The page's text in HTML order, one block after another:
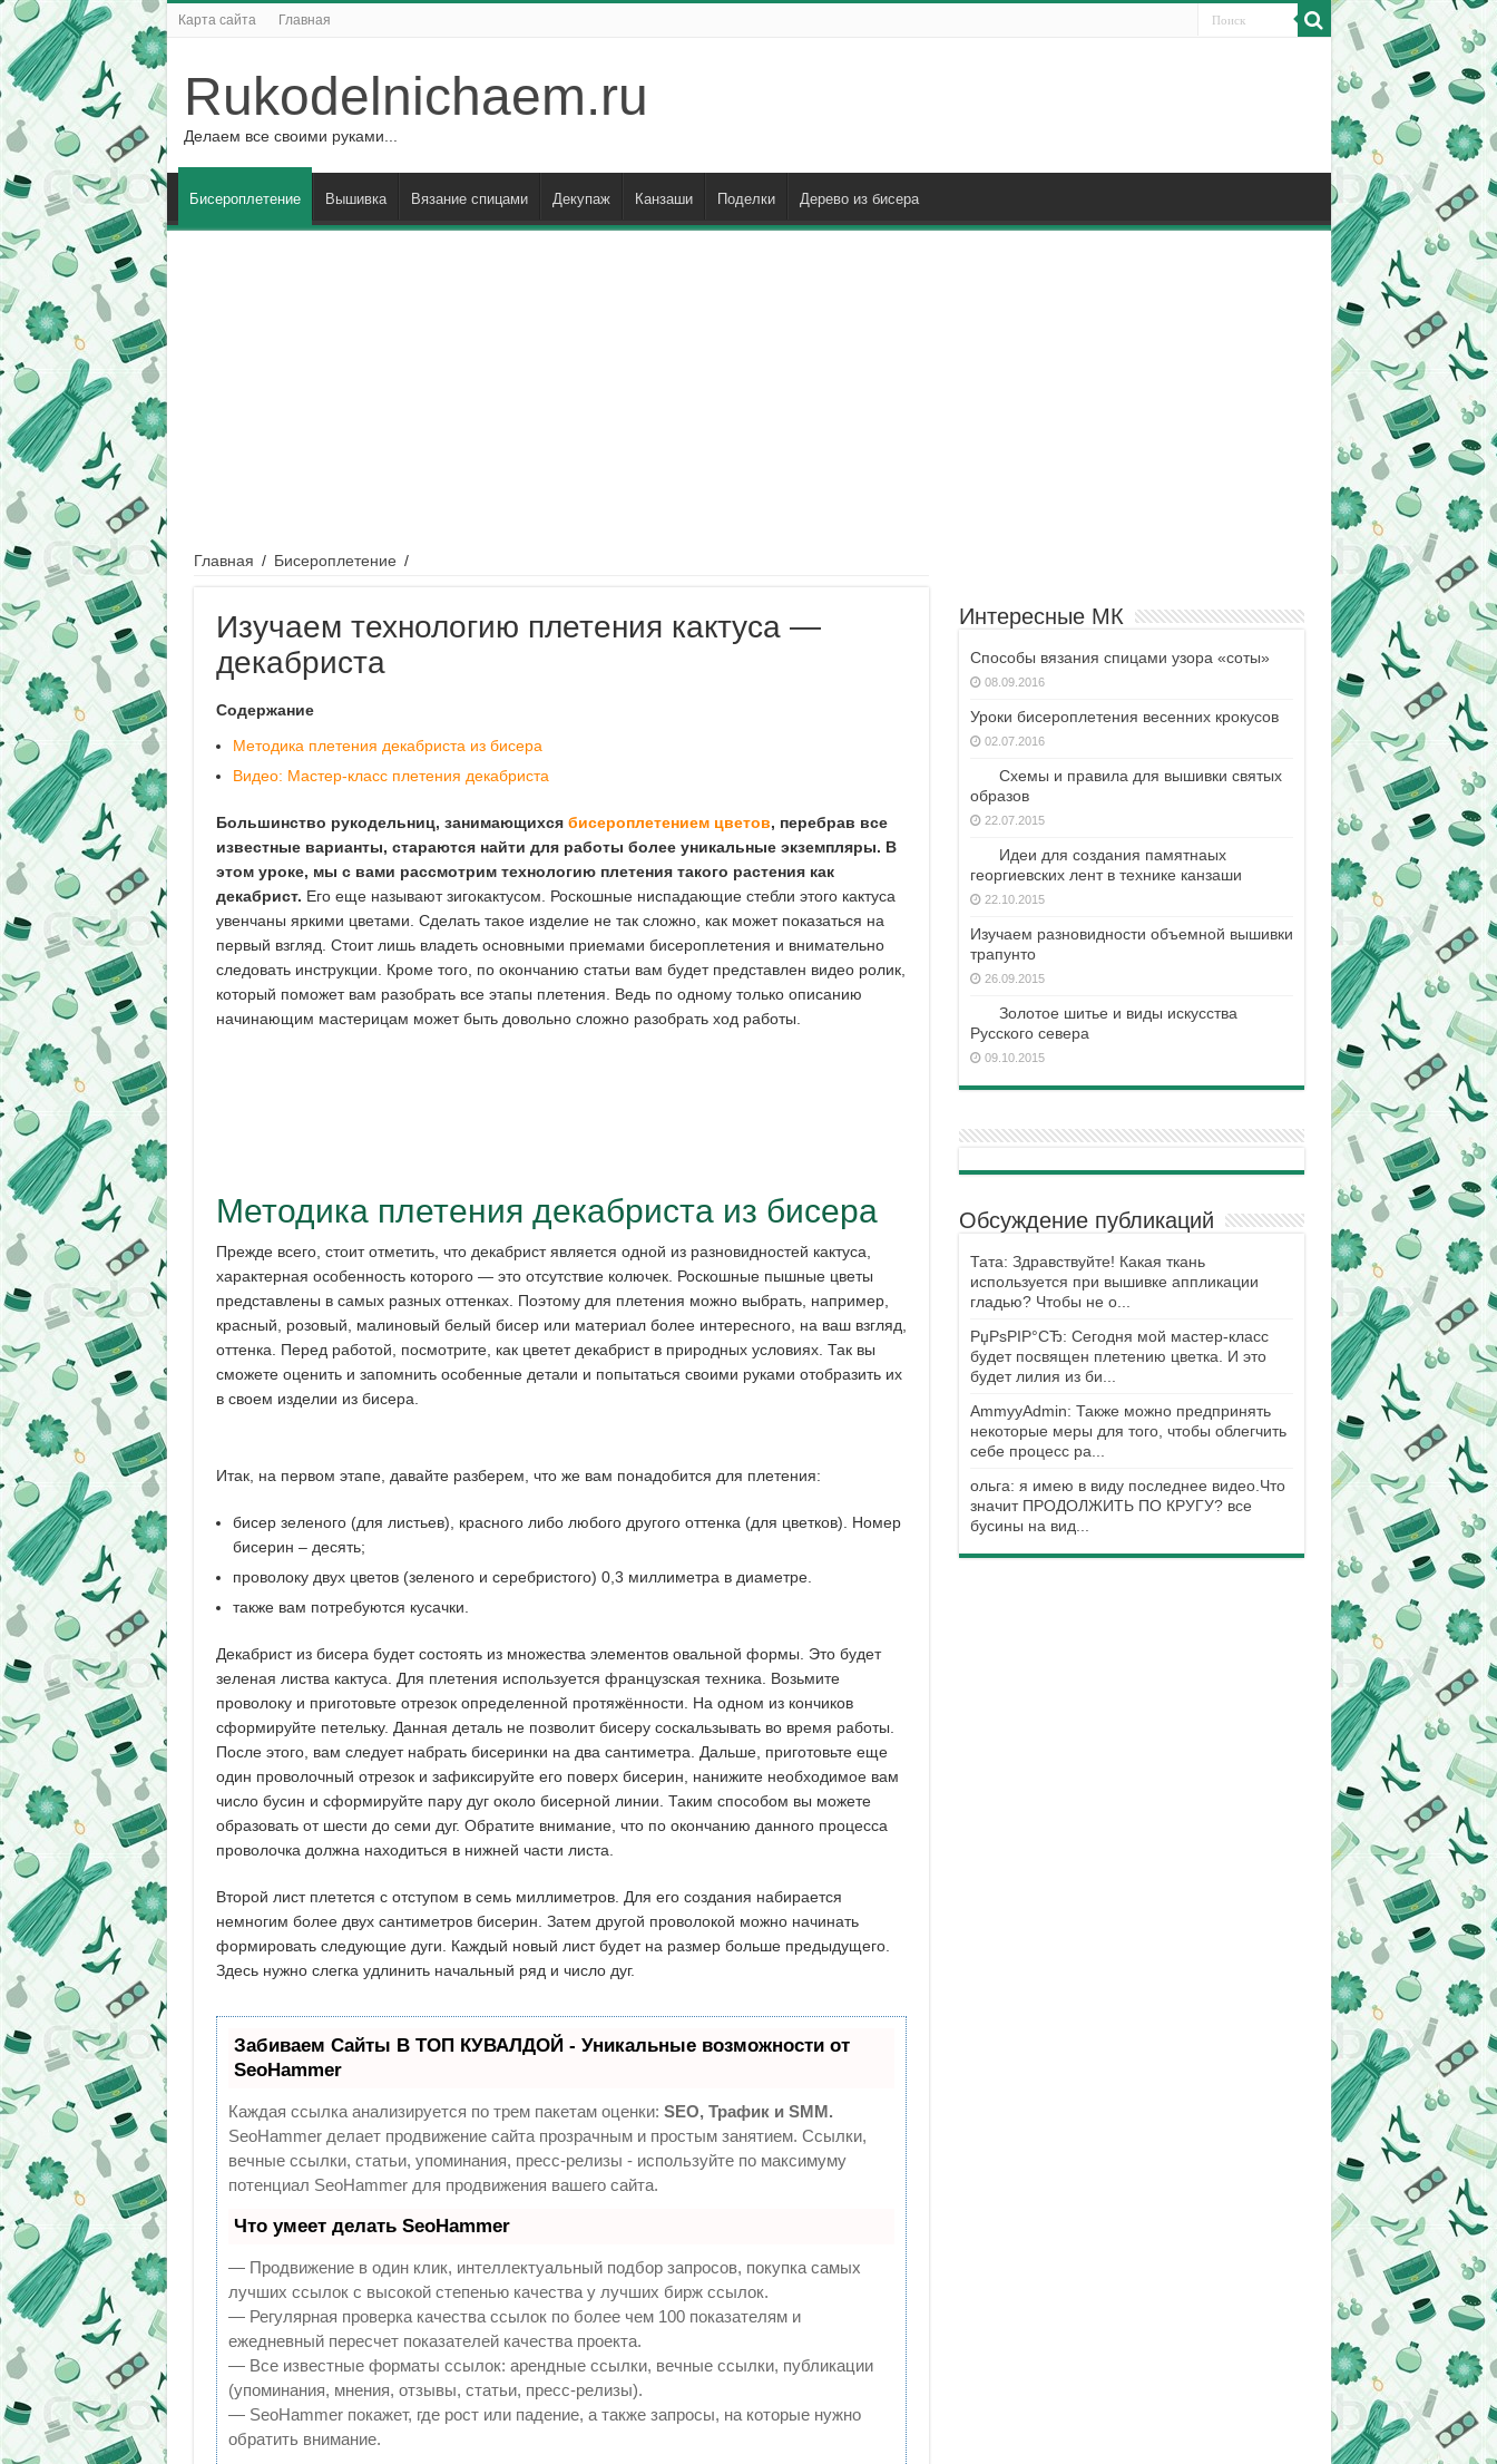
Карта сайта Главная
Rukodelnichaem.ru
Делаем все своими руками...
Бисероплетение Вышивка Вязание спицами Декупаж Канзаши Поделки Дерево из бисера
Главная / Бисероплетение /
Изучаем технологию плетения кактуса —
декабриста
Содержание
Методика плетения декабриста из бисера
Видео: Мастер-класс плетения декабриста
Большинство рукодельниц, занимающихся бисероплетением цветов, перебрав все
известные варианты, стараются найти для работы более уникальные экземпляры. В
этом уроке, мы с вами рассмотрим технологию плетения такого растения как
декабрист. Его еще называют зигокактусом. Роскошные ниспадающие стебли этого кактуса
увенчаны яркими цветами. Сделать такое изделие не так сложно, как может показаться на
первый взгляд. Стоит лишь владеть основными приемами бисероплетения и внимательно
следовать инструкции. Кроме того, по окончанию статьи вам будет представлен видео ролик,
который поможет вам разобрать все этапы плетения. Ведь по одному только описанию
начинающим мастерицам может быть довольно сложно разобрать ход работы.
Методика плетения декабриста из бисера
Прежде всего, стоит отметить, что декабрист является одной из разновидностей кактуса,
характерная особенность которого — это отсутствие колючек. Роскошные пышные цветы
представлены в самых разных оттенках. Поэтому для плетения можно выбрать, например,
красный, розовый, малиновый белый бисер или материал более интересного, на ваш взгляд,
оттенка. Перед работой, посмотрите, как цветет декабрист в природных условиях. Так вы
сможете оценить и запомнить особенные детали и попытаться своими руками отобразить их
в своем изделии из бисера.
Итак, на первом этапе, давайте разберем, что же вам понадобится для плетения:
бисер зеленого (для листьев), красного либо любого другого оттенка (для цветков). Номер
бисерин – десять;
проволоку двух цветов (зеленого и серебристого) 0,3 миллиметра в диаметре.
также вам потребуются кусачки.
Декабрист из бисера будет состоять из множества элементов овальной формы. Это будет
зеленая листва кактуса. Для плетения используется французская техника. Возьмите
проволоку и приготовьте отрезок определенной протяжённости. На одном из кончиков
сформируйте петельку. Данная деталь не позволит бисеру соскальзывать во время работы.
После этого, вам следует набрать бисеринки на два сантиметра. Дальше, приготовьте еще
один проволочный отрезок и зафиксируйте его поверх бисерин, нанижите необходимое вам
число бусин и сформируйте пару дуг около бисерной линии. Таким способом вы можете
образовать от шести до семи дуг. Обратите внимание, что по окончанию данного процесса
проволочка должна находиться в нижней части листа.
Второй лист плетется с отступом в семь миллиметров. Для его создания набирается
немногим более двух сантиметров бисерин. Затем другой проволокой можно начинать
формировать следующие дуги. Каждый новый лист будет на размер больше предыдущего.
Здесь нужно слегка удлинить начальный ряд и число дуг.
Забиваем Сайты В ТОП КУВАЛДОЙ - Уникальные возможности от
SeoHammer
Каждая ссылка анализируется по трем пакетам оценки: SEO, Трафик и SMM.
SeoHammer делает продвижение сайта прозрачным и простым занятием. Ссылки,
вечные ссылки, статьи, упоминания, пресс-релизы - используйте по максимуму
потенциал SeoHammer для продвижения вашего сайта.
Что умеет делать SeoHammer
— Продвижение в один клик, интеллектуальный подбор запросов, покупка самых
лучших ссылок с высокой степенью качества у лучших бирж ссылок.
— Регулярная проверка качества ссылок по более чем 100 показателям и
ежедневный пересчет показателей качества проекта.
— Все известные форматы ссылок: арендные ссылки, вечные ссылки, публикации
(упоминания, мнения, отзывы, статьи, пресс-релизы).
— SeoHammer покажет, где рост или падение, а также запросы, на которые нужно
обратить внимание.
Интересные МК
Способы вязания спицами узора «соты»
08.09.2016
Уроки бисероплетения весенних крокусов
02.07.2016
Схемы и правила для вышивки святых
образов
22.07.2015
Идеи для создания памятнаых
георгиевских лент в технике канзаши
22.10.2015
Изучаем разновидности объемной вышивки
трапунто
26.09.2015
Золотое шитье и виды искусства
Русского севера
09.10.2015
Обсуждение публикаций
Тата: Здравствуйте! Какая ткань
используется при вышивке аппликации
гладью? Чтобы не о...
РџРѕРІР°СЂ: Сегодня мой мастер-класс
будет посвящен плетению цветка. И это
будет лилия из би...
AmmyyAdmin: Также можно предпринять
некоторые меры для того, чтобы облегчить
себе процесс ра...
ольга: я имею в виду последнее видео.Что
значит ПРОДОЛЖИТЬ ПО КРУГУ? все
бусины на вид...